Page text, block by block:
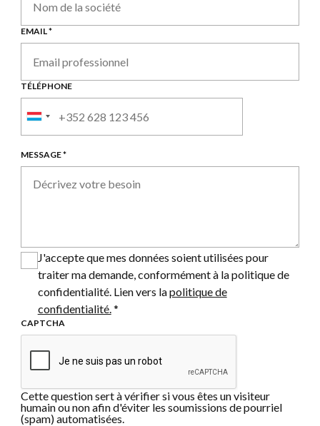
EMAIL *
TÉLÉPHONE
MESSAGE *
J'accepte que mes données soient utilisées pour
traiter ma demande, conformément à la politique de
confidentialité. Lien vers lapolitique de
confidentialité. *
CAPTCHA
Cette question sert à vérifier si vous êtes un visiteur
humain ou non afin d'éviter les soumissions de pourriel
(spam) automatisées.